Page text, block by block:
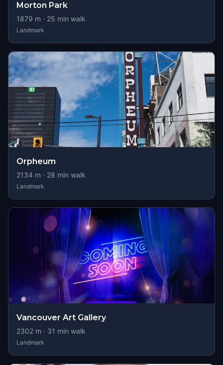
Morton Park
1879 m · 25 min walk
Landmark
Orpheum
2134 m · 28 min walk
Landmark
Vancouver Art Gallery
2302 m · 31 min walk
Landmark